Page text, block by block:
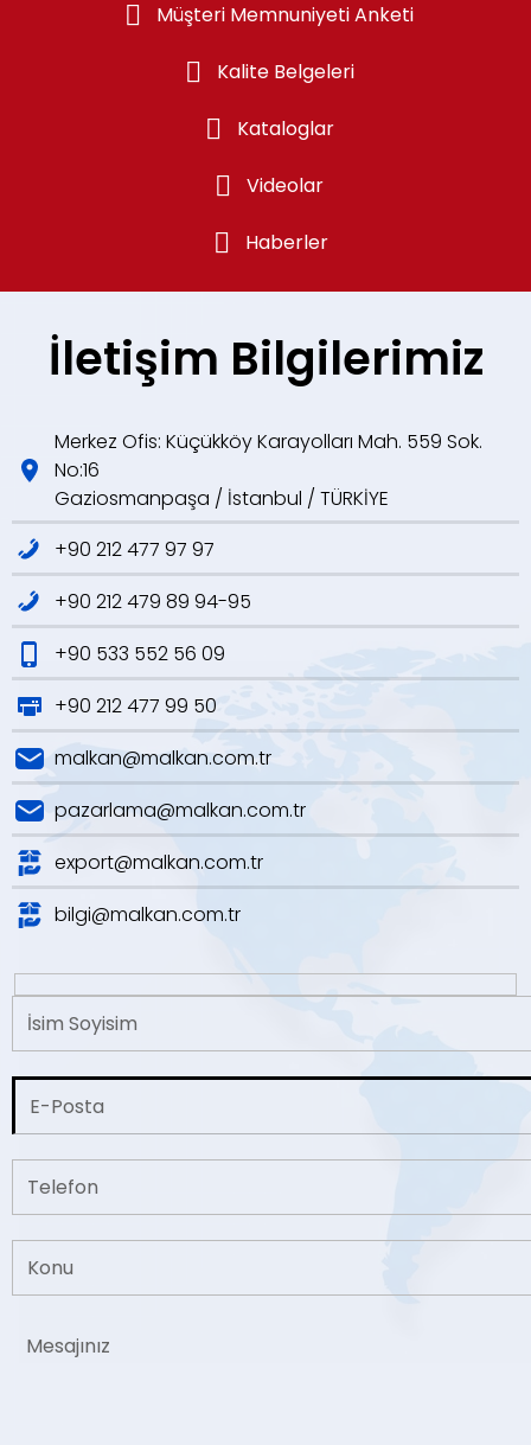
Müşteri Memnuniyeti Anketi
Kalite Belgeleri
Kataloglar
Videolar
Haberler
İletişim Bilgilerimiz
Merkez Ofis: Küçükköy Karayolları Mah. 559 Sok.
No:16
Gaziosmanpaşa / İstanbul / TÜRKİYE
+90 212 477 97 97
+90 212 479 89 94-95
+90 533 552 56 09
+90 212 477 99 50
malkan@malkan.com.tr
pazarlama@malkan.com.tr
export@malkan.com.tr
bilgi@malkan.com.tr